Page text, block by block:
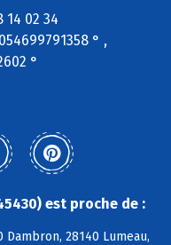
14 02 34
° ,
°
est proche de :
Dambron, 28140 Lumeau,